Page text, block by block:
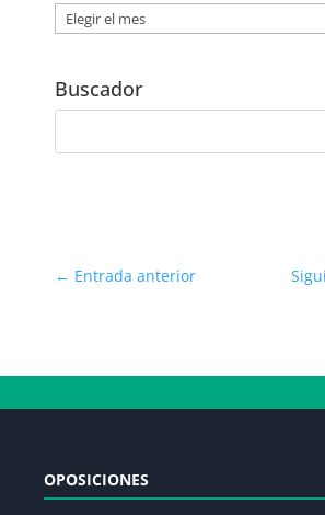
Noticias
por
Buscador
← Entrada anterior
OPOSICIONES